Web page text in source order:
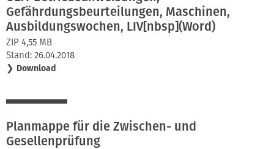
Gefährdungsbeurteilungen, Maschinen,
Ausbildungswochen, LIV[nbsp](Word)
ZIP 4,55 MB
Stand: 26.04.2018
❯ Download
Planmappe für die Zwischen- und
Gesellenprüfung